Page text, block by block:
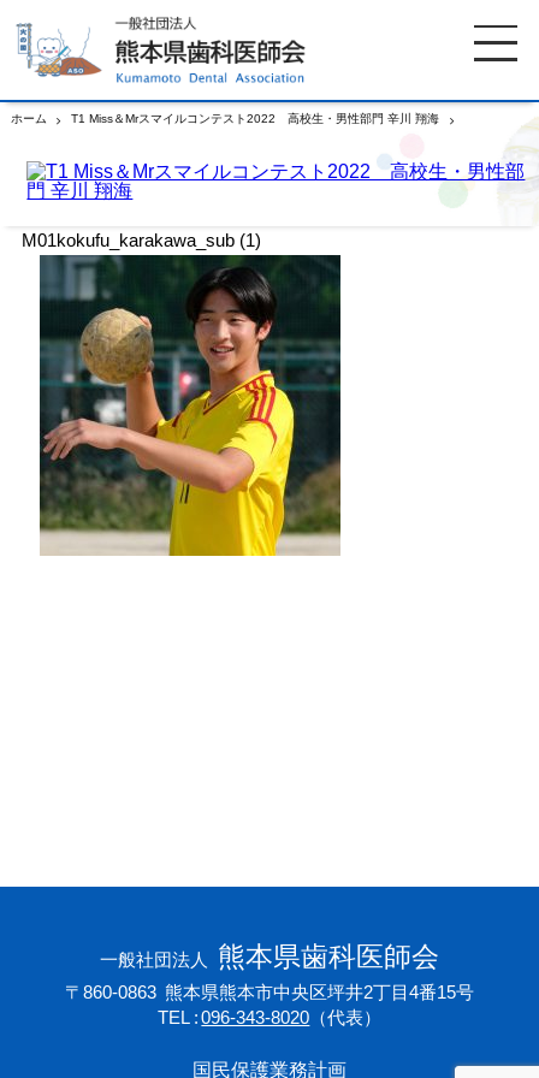
ホーム
T1 Miss＆Mrスマイルコンテスト2022 高校生・男性部門 辛川 翔海
M01kokufu_karakawa_sub (1)
M01kokufu_karakawa_sub (1)
一般社団法人 熊本県歯科医師会
〒860-0863 熊本県熊本市中央区坪井2丁目4番15号
TEL
096-343-8020 （代表）
国民保護業務計画
ホーム 歯科医師会について
歯科医院検索
イベント案内 歯の豆知識
お知らせ 口腔保健センター
国保組合からのお知らせ 熊本歯科衛生士専門学院
会員専用ページ プライバシーポリシー